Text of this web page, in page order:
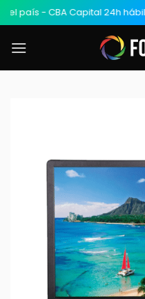
- CBA Capital 24h hábiles